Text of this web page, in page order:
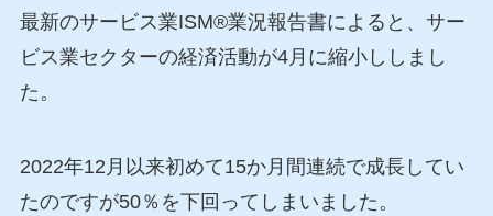
最新のサービス業ISM®業況報告書によると、サー
ビス業セクターの経済活動が4月に縮小ししまし
た。
2022年12月以来初めて15か月間連続で成長してい
たのですが50％を下回ってしまいました。